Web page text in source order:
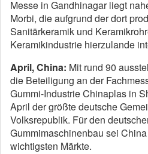
Messe in Gandhinagar liegt
Morbi, die aufgrund der dort
Sanitärkeramik und
Keramikindustrie hierzulande
April, China: Mit rund 90
die Beteiligung an der
Gummi-Industrie Chinaplas in
April der größte deutsche
Volksrepublik. Für den
Gummimaschinenbau sei
wichtigsten Märkte.